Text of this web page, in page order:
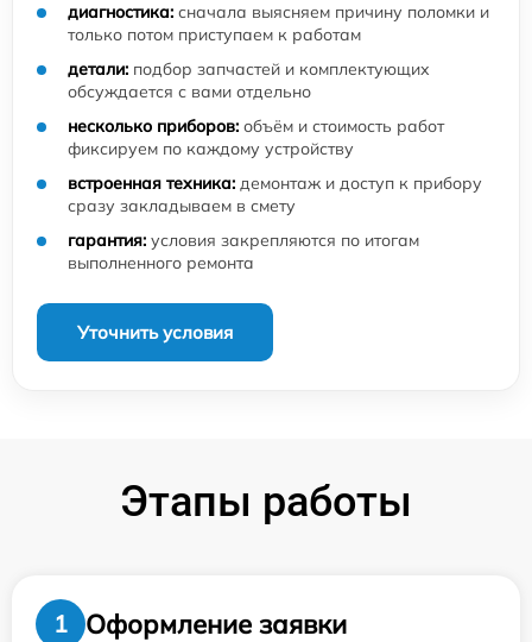
диагностика: сначала выясняем причину поломки и
только потом приступаем к работам
детали: подбор запчастей и комплектующих
обсуждается с вами отдельно
несколько приборов: объём и стоимость работ
фиксируем по каждому устройству
встроенная техника: демонтаж и доступ к прибору
сразу закладываем в смету
гарантия: условия закрепляются по итогам
выполненного ремонта
Уточнить условия
Этапы работы
1
Оформление заявки